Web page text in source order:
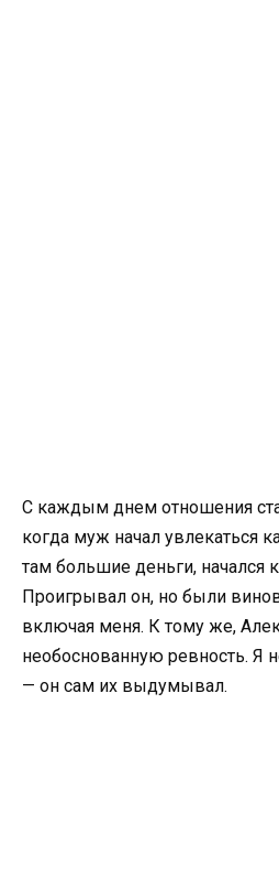
С каждым днем отношения
когда муж начал увлекаться
там большие деньги, начался
Проигрывал он, но были
включая меня. К тому же,
необоснованную ревность. Я
— он сам их выдумывал.